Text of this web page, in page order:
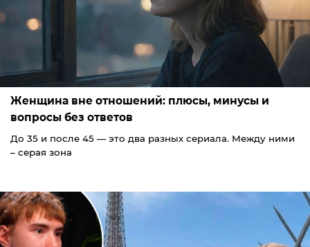
Женщина вне отношений: плюсы, минусы и
вопросы без ответов
До 35 и после 45 — это два разных сериала. Между ними
– серая зона